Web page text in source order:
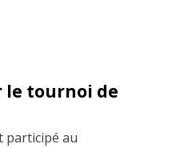
le tournoi de
participé au